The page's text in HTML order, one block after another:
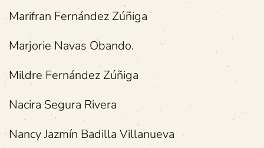
Marifran Fernández Zúñiga
Marjorie Navas Obando.
Mildre Fernández Zúñiga
Nacira Segura Rivera
Nancy Jazmín Badilla Villanueva